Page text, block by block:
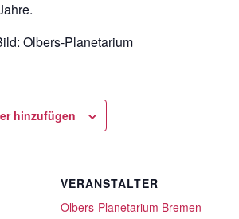
Olbers-Planetarium
hinzufügen
VERANSTALTER
Olbers-Planetarium Bremen